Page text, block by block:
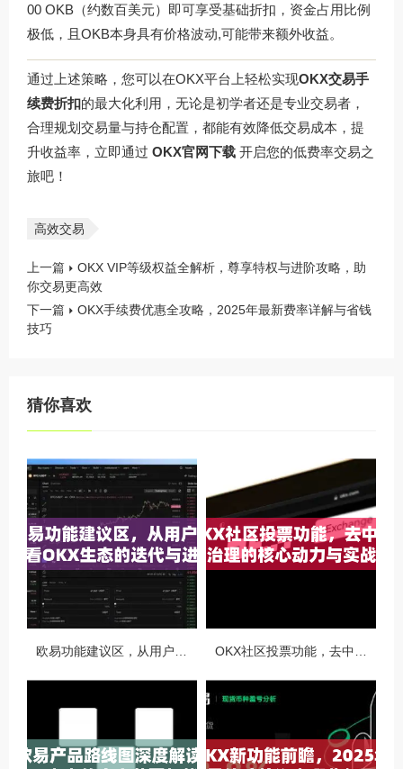
00 OKB（约数百美元）即可享受基础折扣，资金占用比例
极低，且OKB本身具有价格波动,可能带来额外收益。
通过上述策略，您可以在OKX平台上轻松实现OKX交易手
续费折扣的最大化利用，无论是初学者还是专业交易者，
合理规划交易量与持仓配置，都能有效降低交易成本，提
升收益率，立即通过 OKX官网下载 开启您的低费率交易之
旅吧！
高效交易
上一篇
OKX VIP等级权益全解析，尊享特权与进阶攻略，助
你交易更高效
下一篇
OKX手续费优惠全攻略，2025年最新费率详解与省钱
技巧
猜你喜欢